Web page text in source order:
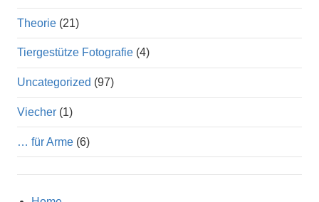
Theorie (21)
Tiergestütze Fotografie (4)
Uncategorized (97)
Viecher (1)
… für Arme (6)